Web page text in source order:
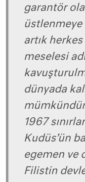
garantör
üstlenmeye
artık
meselesi
dünyada
1967
Kudüs’ün
egemen ve
Filistin